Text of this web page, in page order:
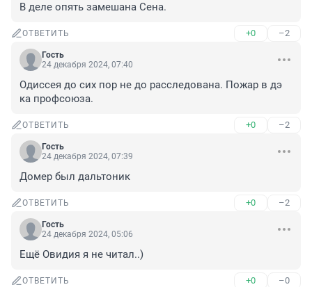
В деле опять замешана Сена.
ОТВЕТИТЬ +0 –2
Гость
24 декабря 2024, 07:40
Одиссея до сих пор не до расследована. Пожар в дэ
ка профсоюза.
ОТВЕТИТЬ +0 –2
Гость
24 декабря 2024, 07:39
Домер был дальтоник
ОТВЕТИТЬ +0 –2
Гость
24 декабря 2024, 05:06
Ещё Овидия я не читал..)
ОТВЕТИТЬ +0 –0